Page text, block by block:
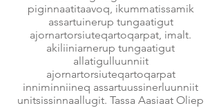
piginnaatitaavoq, ikummatissamik
assartuinerup tungaatigut
ajornartorsiuteqartoqarpat, imalt.
akiliiniarnerup tungaatigut
allatigulluunniit
ajornartorsiuteqartoqarpat
inniminniineq assartuussinerluunniit
unitsissinnaallugit. Tassa Aasiaat Oliep